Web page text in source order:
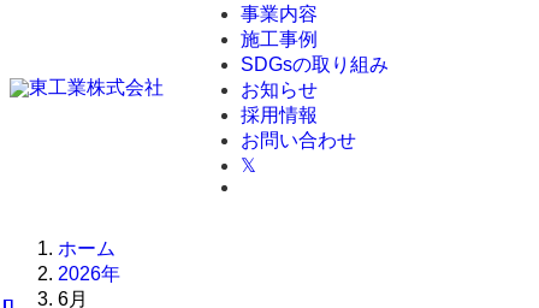
事業内容
施工事例
SDGsの取り組み
お知らせ
採用情報
お問い合わせ
𝕏
ホーム
2026年
6月